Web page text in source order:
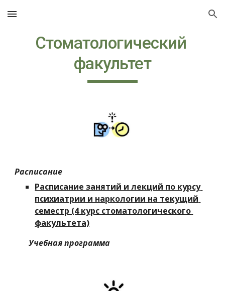
Skip to main content Skip to navigation
Стоматологический
факультет
Расписание
Расписание занятий и лекций по курсу
психиатрии и наркологии на текущий
семестр (4 курс стоматологического
факультета)
Учебная программа